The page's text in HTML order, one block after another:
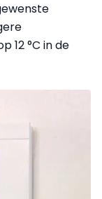
12 °C in de